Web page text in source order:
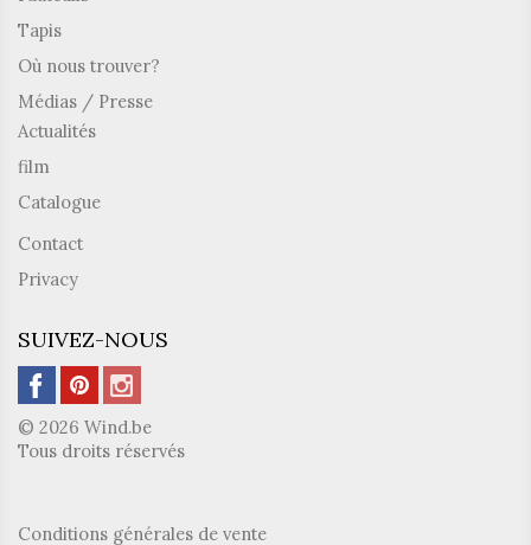
Tapis
Où nous trouver?
Médias / Presse
Actualités
film
Catalogue
Contact
Privacy
SUIVEZ-NOUS
© 2026 Wind.be
Tous droits réservés
Conditions générales de vente